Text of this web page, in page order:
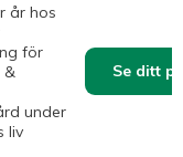
år hos
för
&
under
liv
Se ditt